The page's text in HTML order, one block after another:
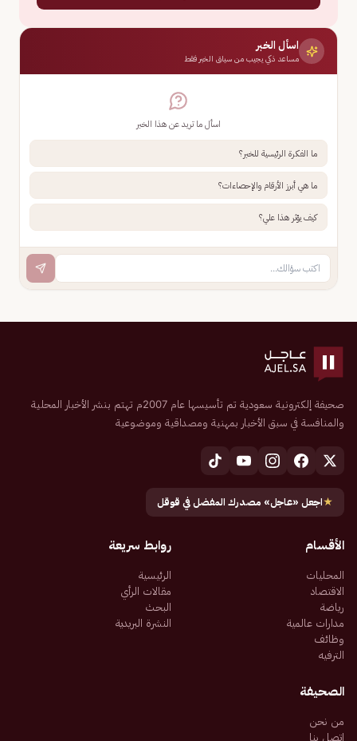
اسأل الخبر
مساعد ذكي يجيب من سياق الخبر فقط
اسأل ما تريد عن هذا الخبر
ما الفكرة الرئيسية للخبر؟
ما هي أبرز الأرقام والإحصاءات؟
كيف يؤثر هذا علي؟
صحيفة إلكترونية سعودية تم تأسيسها عام 2007م تهتم بنشر الأخبار المحلية
والمنافسة في سبق الأخبار بمهنية ومصداقية وموضوعية
★اجعل «عاجل» مصدرك المفضل في قوقل
الأقسام
المحليات
الاقتصاد
رياضة
مدارات عالمية
وظائف
الترفيه
روابط سريعة
الرئيسية
مقالات الرأي
البحث
النشرة البريدية
الصحيفة
من نحن
اتصل بنا